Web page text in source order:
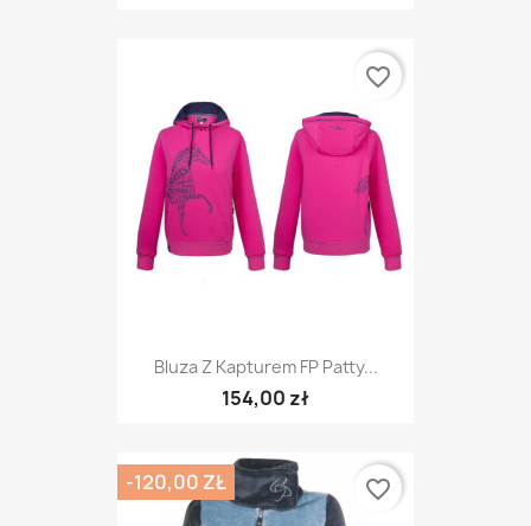
Bluza Z Kapturem FP Patty...
154,00 zł
favorite_border
-120,00 ZŁ favorite_border